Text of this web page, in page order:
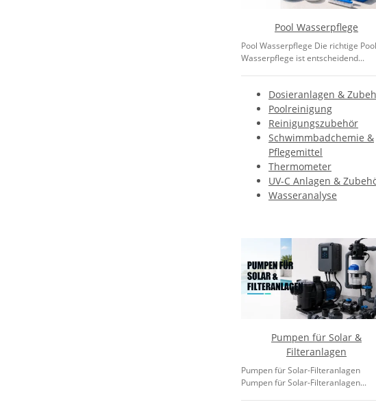
Pool Wasserpflege
Pool Wasserpflege Die richtige Pool
Wasserpflege ist entscheidend...
Dosieranlagen &
Poolreinigung
Reinigungszubehör
Schwimmbadchemie &
Pflegemittel
Thermometer
UV-C Anlagen &
Wasseranalyse
Pumpen für Solar &
Filteranlagen
Pumpen für Solar-Filteranlagen
Pumpen für Solar-Filteranlagen...